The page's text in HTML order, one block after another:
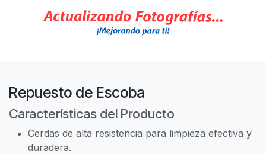
Repuesto de Escoba
Características del Producto
Cerdas de alta resistencia para limpieza efectiva y
duradera.